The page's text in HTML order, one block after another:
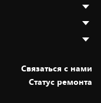
Cвязаться с нами
Статус ремонта